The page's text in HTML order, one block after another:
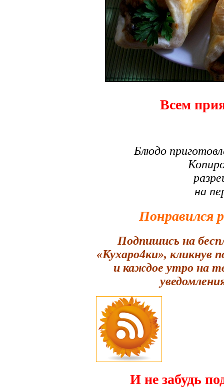
Всем
Блюдо
на
Понравился
Подпишись на
«Кухаро4ки», кликнув
и каждое утро на
И не забудь